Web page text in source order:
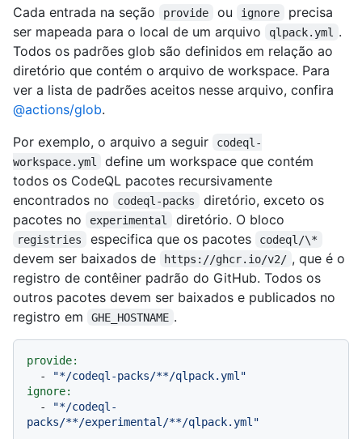
Cada entrada na seção
provide ou ignore
precisa
ser mapeada para o local de um arquivo
qlpack.yml
.
Todos os padrões glob são definidos em relação ao
diretório que contém o arquivo de workspace. Para
ver a lista de padrões aceitos nesse arquivo, confira
@actions/glob.
Por exemplo, o arquivo a seguir
codeql-
workspace.yml
define um workspace que contém
todos os CodeQL pacotes recursivamente
encontrados no
codeql-packs
diretório, exceto os
pacotes no
experimental diretório. O bloco
registries especifica que os pacotes codeql/\*
devem ser baixados de https://ghcr.io/v2/ , que é o
registro de contêiner padrão do GitHub. Todos os
outros pacotes devem ser baixados e publicados no
registro em
GHE_HOSTNAME .
provide:
-
"*/codeql-packs/**/qlpack.yml"
ignore:
-
"*/codeql-
packs/**/experimental/**/qlpack.yml"